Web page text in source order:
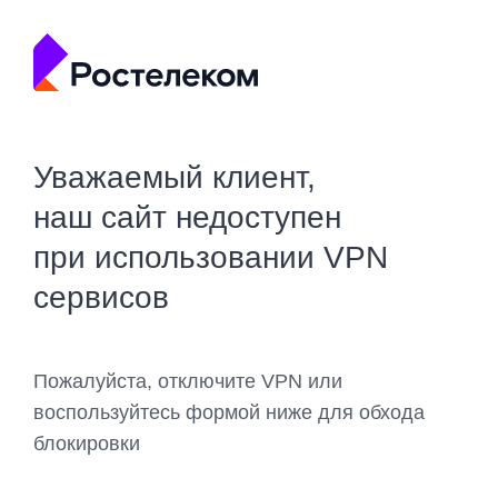
Уважаемый клиент,
наш сайт недоступен
при использовании VPN
сервисов
Пожалуйста, отключите VPN или
воспользуйтесь формой ниже для обхода
блокировки